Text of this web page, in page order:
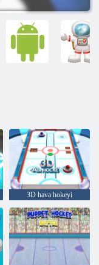
3D hava hokeyi